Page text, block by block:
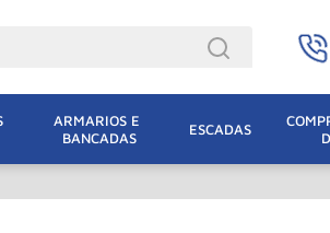
ARMARIOS E
BANCADAS
ESCADAS